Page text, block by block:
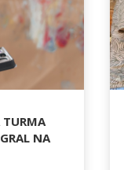
TURMA
NA